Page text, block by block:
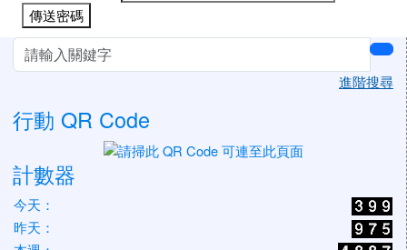
左邊區域內容
進階搜尋
行動 QR Code
計數器
今天：
昨天：